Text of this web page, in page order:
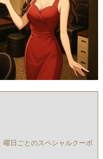
曜日ごとのスペシャルクーポ